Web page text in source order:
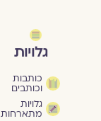
גלויות
כותבות
וכותבים
גלויות
מתארחות